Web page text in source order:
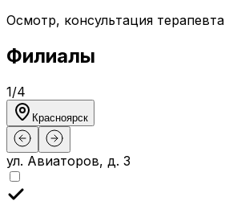
Осмотр, консультация терапевта
Филиалы
1/4
Красноярск
ул. Авиаторов, д. 3